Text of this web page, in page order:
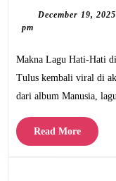
December 19, 2025
pm
Makna Lagu Hati-Hati di Jalan – Tulus. Lagu Hati-Hati di Jalan dari
Tulus kembali viral di
dari album Manusia,
Read MoreRead
More